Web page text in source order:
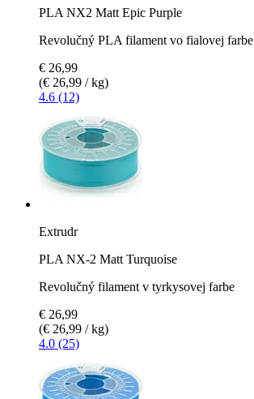
PLA NX2 Matt Epic Purple
Revolučný PLA filament vo fialovej farbe
€ 26,99
(€ 26,99 / kg)
4.6 (12)
Extrudr
PLA NX-2 Matt Turquoise
Revolučný filament v tyrkysovej farbe
€ 26,99
(€ 26,99 / kg)
4.0 (25)